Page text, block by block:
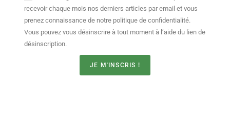
recevoir chaque mois nos derniers articles par email et vous
prenez connaissance de notre politique de confidentialité.
Vous pouvez vous désinscrire à tout moment à l’aide du lien de
désinscription.
JE M'INSCRIS !